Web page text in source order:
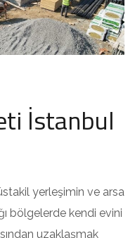
İstanbul
yerleşimin ve arsa
bölgelerde kendi evini
uzaklaşmak